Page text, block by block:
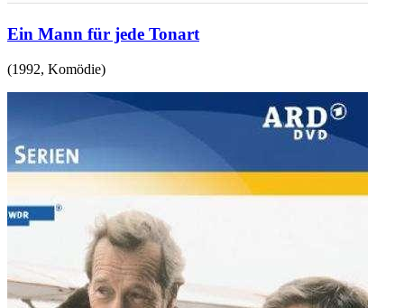
Ein Mann für jede Tonart
(1992, Komödie)